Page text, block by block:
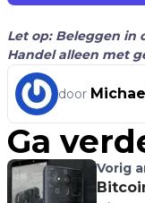
Let op: Beleggen in
Handel alleen met
door
Ga
Vorig